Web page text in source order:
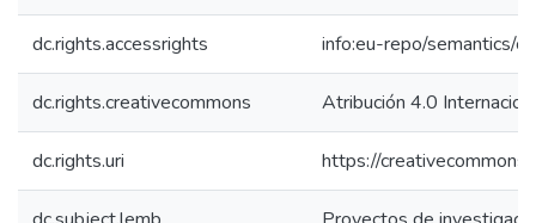
dc.rights.accessrights info:eu-repo/semantics/
dc.rights.creativecommons Atribución 4.0
dc.rights.uri https://